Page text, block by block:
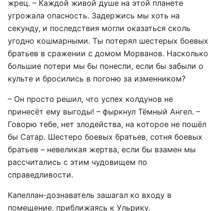
жрец. – Каждой живой душе на этой планете
угрожала опасность. Задержись мы хоть на
секунду, и последствия могли оказаться сколь
угодно кошмарными. Ты потерял шестерых боевых
братьев в сражении с домом Морванов. Насколько
большие потери мы бы понесли, если бы забыли о
культе и бросились в погоню за изменником?
– Он просто решил, что успех колдунов не
принесёт ему выгоды! – фыркнул Тёмный Ангел. –
Говорю тебе, нет злодейства, на которое не пошёл
бы Сатар. Шестеро боевых братьев, сотня боевых
братьев – невеликая жертва, если бы взамен мы
рассчитались с этим чудовищем по
справедливости.
Капеллан-дознаватель зашагал ко входу в
помещение, приближаясь к Ульрику.